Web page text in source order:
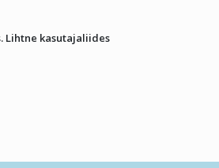
Lihtne kasutajaliides